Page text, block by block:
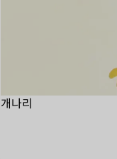
개나리